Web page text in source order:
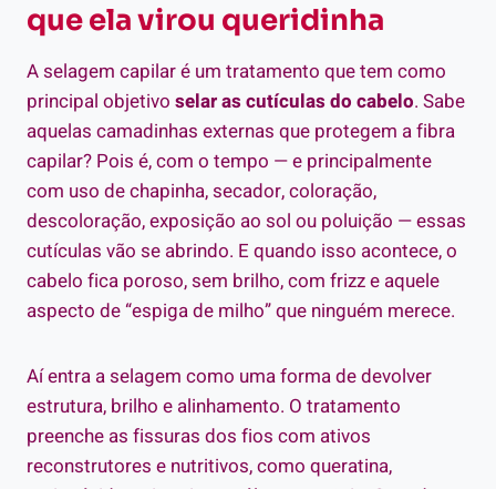
que ela virou queridinha
A selagem capilar é um tratamento que tem como
principal objetivo selar as cutículas do cabelo. Sabe
aquelas camadinhas externas que protegem a fibra
capilar? Pois é, com o tempo — e principalmente
com uso de chapinha, secador, coloração,
descoloração, exposição ao sol ou poluição — essas
cutículas vão se abrindo. E quando isso acontece, o
cabelo fica poroso, sem brilho, com frizz e aquele
aspecto de “espiga de milho” que ninguém merece.
Aí entra a selagem como uma forma de devolver
estrutura, brilho e alinhamento. O tratamento
preenche as fissuras dos fios com ativos
reconstrutores e nutritivos, como queratina,